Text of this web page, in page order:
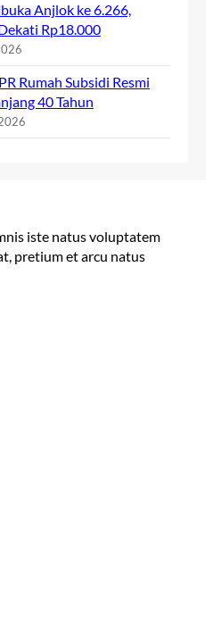
Anjlok ke 6.266,
Rp18.000
Rumah Subsidi Resmi
40 Tahun
iste natus voluptatem
pretium et arcu natus